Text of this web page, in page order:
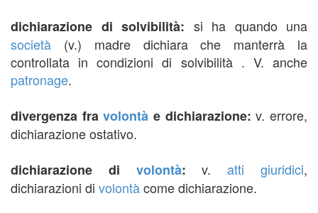
dichiarazione di solvibilità: si ha quando una
società (v.) madre dichiara che manterrà la
controllata in condizioni di solvibilità . V. anche
patronage.
divergenza fravolontà e dichiarazione:v. errore,
dichiarazione ostativo.
dichiarazione di volontà:v.atti giuridici,
dichiarazioni di volontàcome dichiarazione.